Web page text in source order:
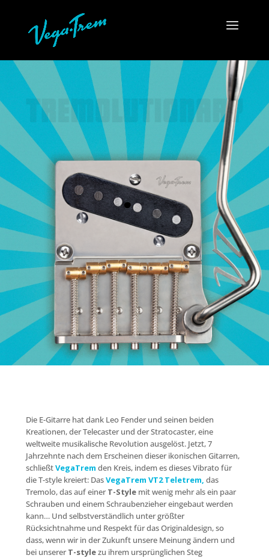
Die E-Gitarre hat dank Leo Fender und seinen beiden
Kreationen, der Telecaster und der Stratocaster, eine
weltweite musikalische Revolution ausgelöst. Jetzt, 7
Jahrzehnte nach dem Erscheinen dieser ikonischen Gitarren,
schließtVegaTrem den Kreis, indem es dieses Vibrato für
die T-style kreiert: DasVegaTrem VT2 Teletrem, das
Tremolo, das auf einerT-Stylemit wenig mehr als ein paar
Schrauben und einem Schraubenzieher eingebaut werden
kann… Und selbstverständlich unter größter
Rücksichtnahme und Respekt für das Originaldesign, so
dass, wenn wir in der Zukunft unsere Meinung ändern und
bei unsererT-stylezu ihrem ursprünglichen Steg